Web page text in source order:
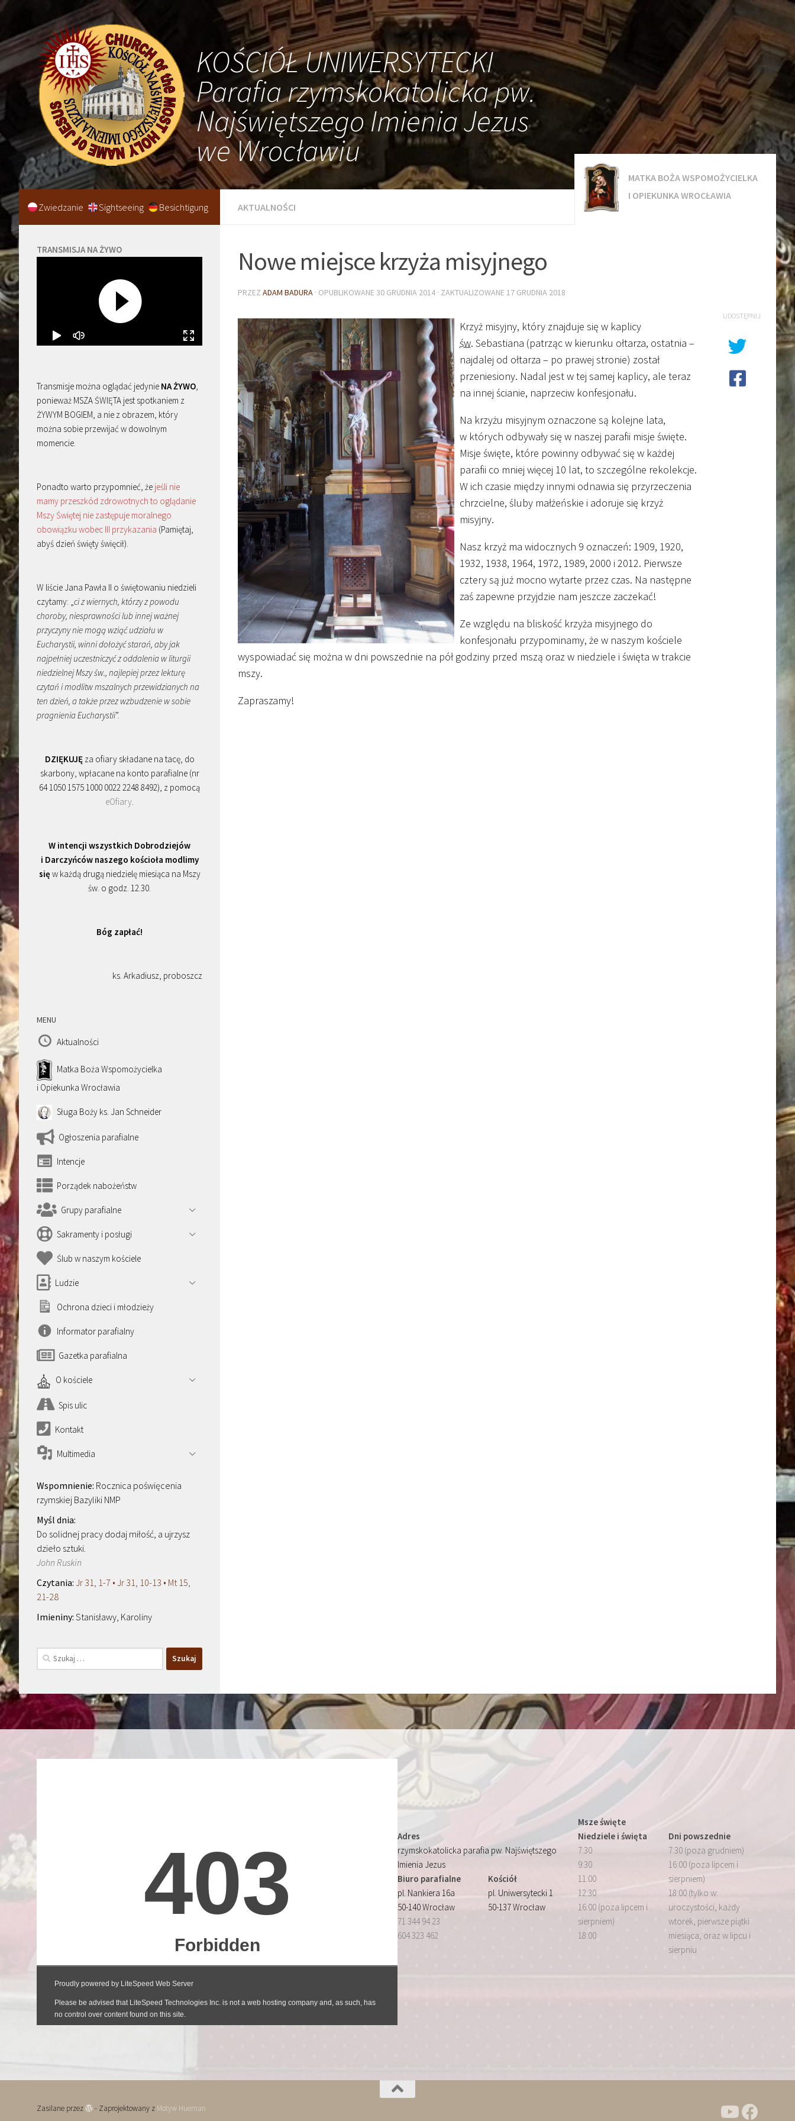
KOŚCIÓŁ UNIWERSYTECKI
Parafia rzymskokatolicka pw.
Najświętszego Imienia Jezus
we Wrocławiu
AKTUALNOŚCI
MATKA BOŻA WSPOMOŻYCIELKA
I OPIEKUNKA WROCŁAWIA
Nowe miejsce krzyża misyjnego
PRZEZ ADAM BADURA · OPUBLIKOWANE 30 GRUDNIA 2014 · ZAKTUALIZOWANE 17 GRUDNIA 2018
Krzyż misyjny, który znajduje się w kaplicy
św. Sebastiana (patrząc w kierunku ołtarza, ostatnia –
najdalej od ołtarza – po prawej stronie) został
przeniesiony. Nadal jest w tej samej kaplicy, ale teraz
na innej ścianie, naprzeciw konfesjonału.
Na krzyżu misyjnym oznaczone są kolejne lata,
w których odbywały się w naszej parafii misje święte.
Misje święte, które powinny odbywać się w każdej
parafii co mniej więcej 10 lat, to szczególne rekolekcje.
W ich czasie między innymi odnawia się przyrzeczenia
chrzcielne, śluby małżeńskie i adoruje się krzyż
misyjny.
Nasz krzyż ma widocznych 9 oznaczeń: 1909, 1920,
1932, 1938, 1964, 1972, 1989, 2000 i 2012. Pierwsze
cztery są już mocno wytarte przez czas. Na następne
zaś zapewne przyjdzie nam jeszcze zaczekać!
Ze względu na bliskość krzyża misyjnego do
konfesjonału przypominamy, że w naszym kościele
wyspowiadać się można w dni powszednie na pół godziny przed mszą oraz w niedziele i święta w trakcie
mszy.
Zapraszamy!
UDOSTĘPNIJ
Zwiedzanie Sightseeing Besichtigung
TRANSMISJA NA ŻYWO
Transmisje można oglądać jedynie NA ŻYWO,
ponieważ MSZA ŚWIĘTA jest spotkaniem z
ŻYWYM BOGIEM, a nie z obrazem, który
można sobie przewijać w dowolnym
momencie.
Ponadto warto przypomnieć, że jeśli nie
mamy przeszkód zdrowotnych to oglądanie
Mszy Świętej nie zastępuje moralnego
obowiązku wobec III przykazania (Pamiętaj,
abyś dzień święty święcił).
W liście Jana Pawła II o świętowaniu niedzieli
czytamy: „ci z wiernych, którzy z powodu
choroby, niesprawności lub innej ważnej
przyczyny nie mogą wziąć udziału w
Eucharystii, winni dołożyć starań, aby jak
najpełniej uczestniczyć z oddalenia w liturgii
niedzielnej Mszy św., najlepiej przez lekturę
czytań i modlitw mszalnych przewidzianych na
ten dzień, a także przez wzbudzenie w sobie
pragnienia Eucharystii”.
DZIĘKUJĘza ofiary składane na tacę, do
skarbony, wpłacane na konto parafialne (nr
64 1050 1575 1000 0022 2248 8492), z pomocą
eOfiary.
W intencji wszystkich Dobrodziejów
i Darczyńców naszego kościoła modlimy
się w każdą drugą niedzielę miesiąca na Mszy
św. o godz. 12.30.
Bóg zapłać!
ks. Arkadiusz, proboszcz
MENU
Aktualności
Matka Boża Wspomożycielka
i Opiekunka Wrocławia
Sługa Boży ks. Jan Schneider
Ogłoszenia parafialne
Intencje
Porządek nabożeństw
Grupy parafialne
Sakramenty i posługi
Ślub w naszym kościele
Ludzie
Ochrona dzieci i młodzieży
Informator parafialny
Gazetka parafialna
O kościele
Spis ulic
Kontakt
Multimedia
Rocznica poświęcenia
rzymskiej Bazyliki NMP
Do solidnej pracy dodaj miłość, a ujrzysz
dzieło sztuki.
John Ruskin
Jr 31, 1-7 • Jr 31, 10-13 • Mt 15,
21-28
Stanisławy, Karoliny
Szukaj:
Adres
rzymskokatolicka parafia pw. Najświętszego
Imienia Jezus
Biuro parafialne
pl. Nankiera 16a
50-140 Wrocław
71 344 94 23
604 323 462
Kościół
pl. Uniwersytecki 1
50-137 Wrocław
Msze święte
Niedziele i święta
7:30
9:30
11:00
12:30
16:00 (poza lipcem i
sierpniem)
18:00
Dni powszednie
7:30 (poza grudniem)
16:00 (poza lipcem i
sierpniem)
18:00 (tylko w:
uroczystości, każdy
wtorek, pierwsze piątki
miesiąca, oraz w lipcu i
sierpniu
Zasilane przez - Zaprojektowany z Motyw Hueman